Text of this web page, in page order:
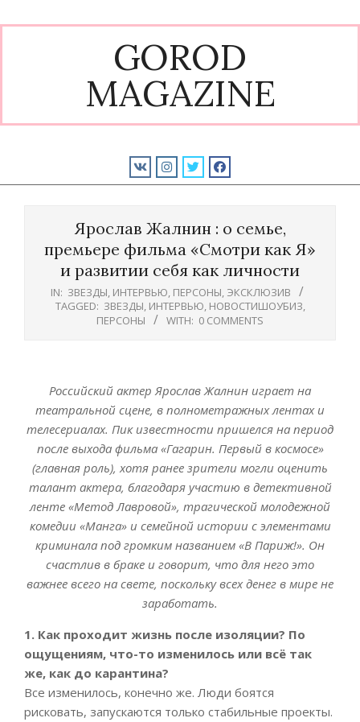
to
GOROD
MAGAZINE
Ярослав Жалнин : о семье,
премьере фильма «Смотри как Я»
и развитии себя как личности
IN: ЗВЕЗДЫ, ИНТЕРВЬЮ, ПЕРСОНЫ, ЭКСКЛЮЗИВ
TAGGED: ЗВЕЗДЫ, ИНТЕРВЬЮ, НОВОСТИШОУБИЗ,
ПЕРСОНЫ
WITH: 0 COMMENTS
Российский актер Ярослав Жалнин играет на
театральной сцене, в полнометражных лентах и
телесериалах. Пик известности пришелся на период
после выхода фильма «Гагарин. Первый в космосе»
(главная роль), хотя ранее зрители могли оценить
талант актера, благодаря участию в детективной
ленте «Метод Лавровой», трагической молодежной
комедии «Манга» и семейной истории с элементами
криминала под громким названием «В Париж!». Он
счастлив в браке и говорит, что для него это
важнее всего на свете, поскольку всех денег в мире не
заработать.
1. Как проходит жизнь после изоляции? По
ощущениям, что-то изменилось или всё так
же, как до карантина?
Все изменилось, конечно же. Люди боятся
рисковать, запускаются только стабильные проекты.